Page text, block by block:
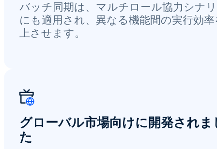
バッチ同期は、マルチロール協力シナ
にも適用され、異なる機能間の実行効
上させます。
グローバル市場向けに開発されま
た